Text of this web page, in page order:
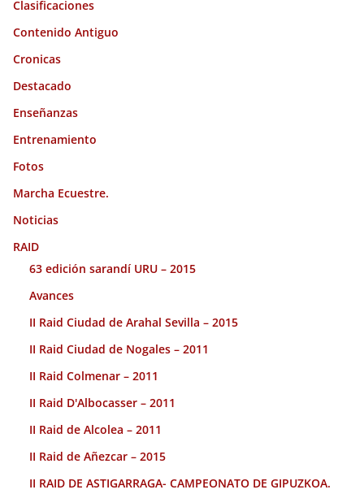
Clasificaciones
Contenido Antiguo
Cronicas
Destacado
Enseñanzas
Entrenamiento
Fotos
Marcha Ecuestre.
Noticias
RAID
63 edición sarandí URU – 2015
Avances
II Raid Ciudad de Arahal Sevilla – 2015
II Raid Ciudad de Nogales – 2011
II Raid Colmenar – 2011
II Raid D'Albocasser – 2011
II Raid de Alcolea – 2011
II Raid de Añezcar – 2015
II RAID DE ASTIGARRAGA- CAMPEONATO DE GIPUZKOA.